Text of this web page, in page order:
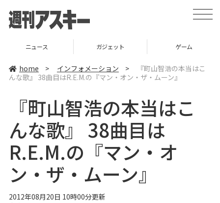
t
o
v
ニュース ガジェット ゲーム
home > インフォメーション >
『町山智浩の本当はこ
んな歌』 38曲目はR.E.M.の『マン・オン・ザ・ムーン』
『町山智浩の本当はこ
んな歌』 38曲目は
R.E.M.の『マン・オ
ン・ザ・ムーン』
2012年08月20日 10時00分更新